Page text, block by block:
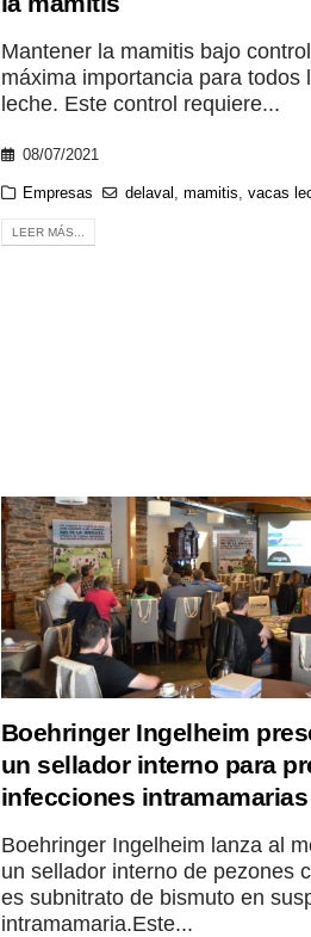
Mantener la mamitis bajo
máxima importancia para todos
leche. Este control requiere...
08/07/2021
Empresas delaval , mamitis, vacas
LEER MÁS...
Boehringer Ingelheim
un sellador interno para
infecciones intramamarias
Boehringer Ingelheim lanza al
un sellador interno de pezones
es subnitrato de bismuto en
intramamaria.Este...